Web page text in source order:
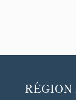
RÉGION